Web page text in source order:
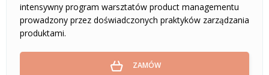
intensywny program warsztatów product managementu
prowadzony przez doświadczonych praktyków zarządzania
produktami.
ZAMÓW